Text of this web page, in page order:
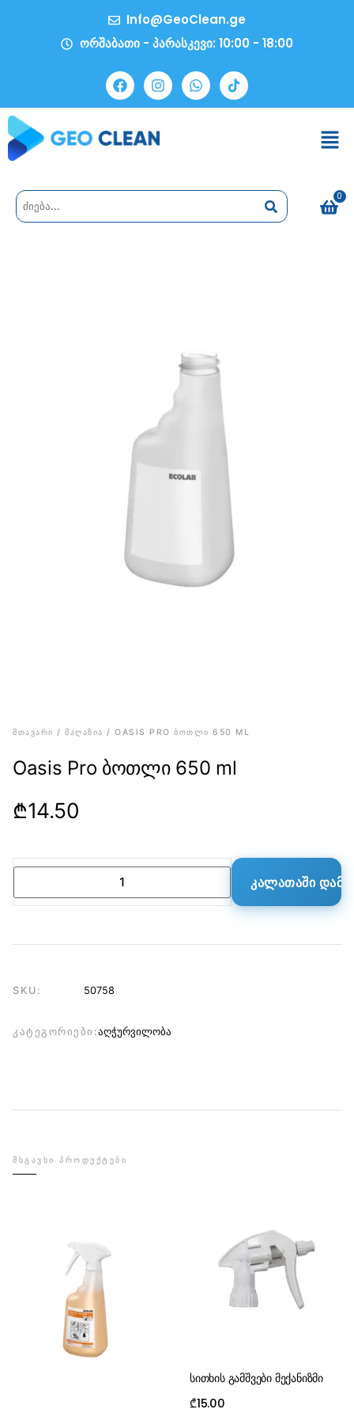
Info@GeoClean.ge
ორშაბათი - პარასკევი: 10:00 - 18:00
0
ᲛᲗᲐᲕᲐᲠᲘ / ᲛᲐᲦᲐᲖᲘᲐ / OASIS PRO ᲑᲝᲗᲚᲘ 650 ML
Oasis Pro ბოთლი 650 ml
₾14.50
ᲙᲐᲚᲐᲗᲐᲨᲘ
SKU: 50758
ᲙᲐᲢᲔᲒᲝᲠᲘᲔᲑᲘ:აღჭურვილობა
ᲛᲡᲒᲐᲕᲡᲘ ᲞᲠᲝᲓᲣᲥᲢᲔᲑᲘ
სითხის გამშვები მექანიზმი
₾15.00